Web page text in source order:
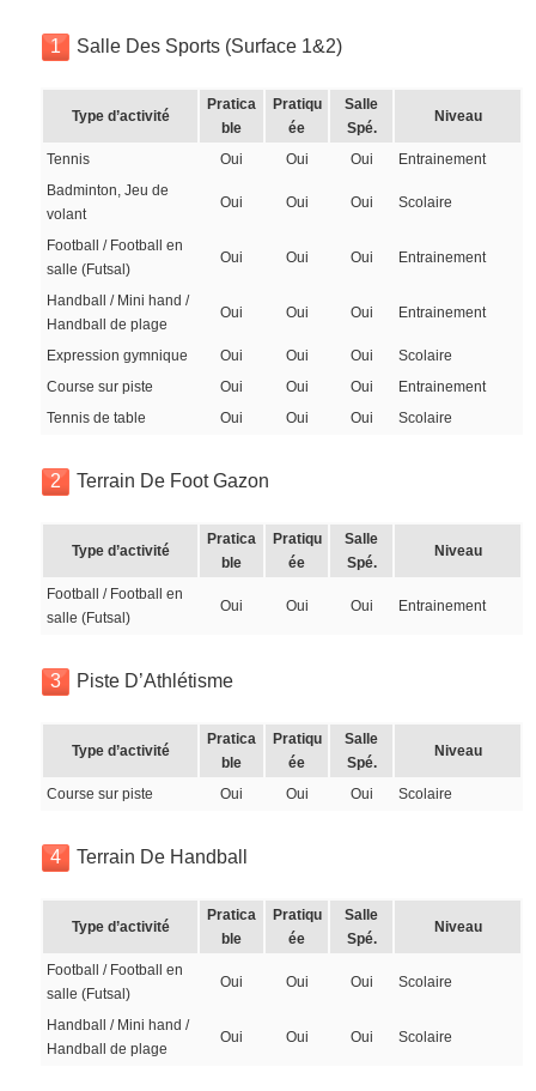
1 Salle Des Sports (Surface 1&2)
Type d’activité
Pratica
ble
Pratiqu
ée
Salle
Spé.
Niveau
Tennis Oui Oui Oui
Entrainement
Badminton, Jeu de
volant
Oui Oui Oui Scolaire
Football / Football en
salle (Futsal)
Oui Oui Oui Entrainement
Handball / Mini hand /
Handball de plage
Oui Oui Oui Entrainement
Expression gymnique Oui Oui Oui
Scolaire
Course sur piste
Oui Oui Oui
Entrainement
Tennis de table
Oui Oui Oui Scolaire
2 Terrain De Foot Gazon
Type d’activité
Pratica
ble
Pratiqu
ée
Salle
Spé.
Niveau
Football / Football en
salle (Futsal)
Oui Oui Oui Entrainement
3 Piste D’Athlétisme
Type d’activité
Pratica
ble
Pratiqu
ée
Salle
Spé.
Niveau
Course sur piste Oui Oui Oui Scolaire
4 Terrain De Handball
Type d’activité
Pratica
ble
Pratiqu
ée
Salle
Spé.
Niveau
Football / Football en
salle (Futsal)
Oui Oui Oui Scolaire
Handball / Mini hand /
Handball de plage
Oui Oui Oui Scolaire